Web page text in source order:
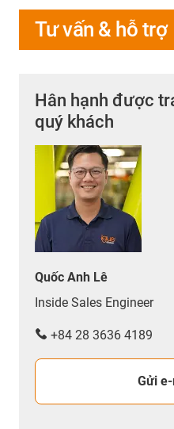
Tư vấn & hỗ trợ
Hân hạnh được
quý khách
Quốc Anh Lê
Inside Sales Engineer
+84 28 3636 4189
Gửi e-